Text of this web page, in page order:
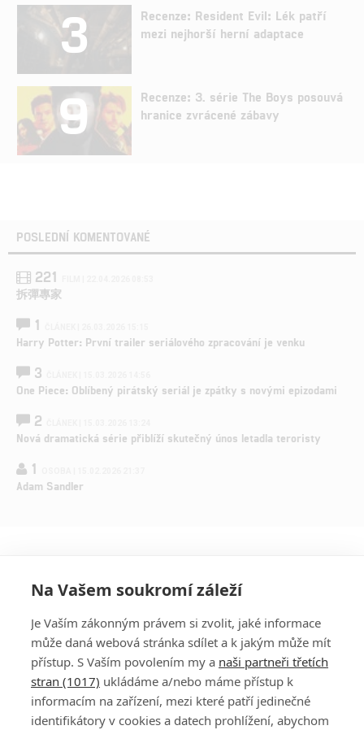
3
Recenze: Resident Evil: Lék patří
mezi nejhorší herní adaptace
9
Recenze: 3. série The Boys posouvá
hranice zvrácené zábavy
POSLEDNÍ KOMENTOVANÉ
221
拆彈專家
1
Harry Potter: První trailer seriálového zpracování je venku
3
One Piece: Oblíbený pirátský seriál je zpátky s novými epizodami
2
Nová dramatická série přiblíží skutečný únos letadla teroristy
1
Adam Sandler
PŘIHLÁSIT
REGISTROVAT
DISKUZE
Na Vašem soukromí záleží
Je Vaším zákonným právem si zvolit, jaké informace
může daná webová stránka sdílet a k jakým může mít
přístup. S Vaším povolením my a naši partneři třetích
stran (1017) ukládáme a/nebo máme přístup k
informacím na zařízení, mezi které patří jedinečné
identifikátory v cookies a datech prohlížení, abychom